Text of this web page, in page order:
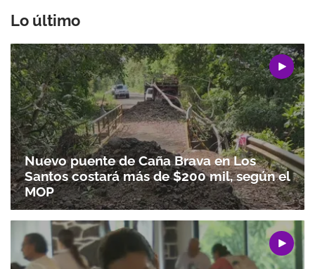
Lo último
Nuevo puente de Caña Brava en Los
Santos costará más de $200 mil, según el
MOP